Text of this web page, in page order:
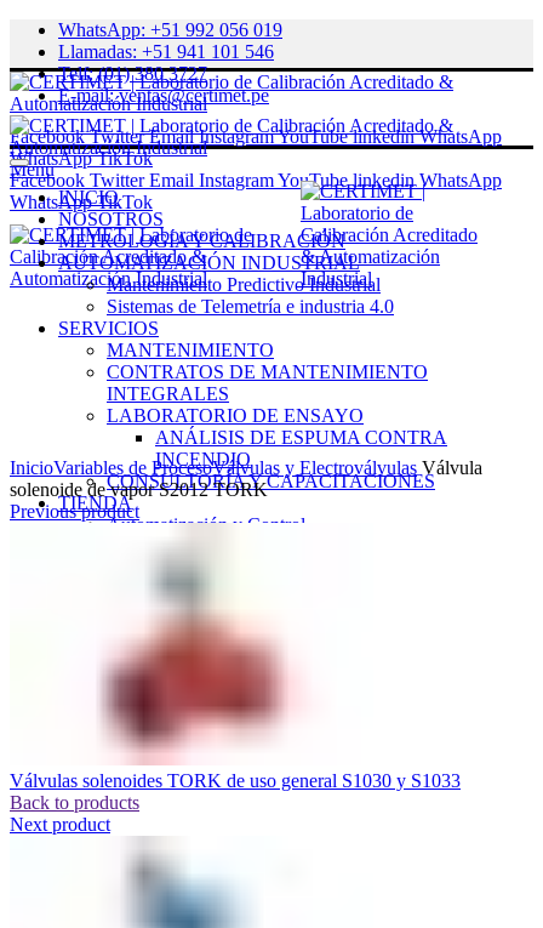
WhatsApp: +51 992 056 019
Llamadas: +51 941 101 546
Telf: (01) 380 3727
E-mail: ventas@certimet.pe
Facebook Twitter Email InstagramYouTube linkedin WhatsApp
WhatsApp TikTok
Facebook Twitter Email InstagramYouTube linkedin WhatsApp
WhatsApp TikTok
Menu
INICIO
NOSOTROS
METROLOGÍA Y CALIBRACIÓN
AUTOMATIZACIÓN INDUSTRIAL
Mantenimiento Predictivo Industrial
Sistemas de Telemetría e industria 4.0
SERVICIOS
MANTENIMIENTO
CONTRATOS DE MANTENIMIENTO
INTEGRALES
LABORATORIO DE ENSAYO
ANÁLISIS DE ESPUMA CONTRA
INCENDIO
CONSULTORÍA Y CAPACITACIONES
TIENDA
Automatización y Control
Analítica
Variables de Procesos
Laboratorio
SSOMA
Calidad de Ambiente
CATÁLOGOS
InicioVariables de ProcesoVálvulas y Electroválvulas Válvula
solenoide de vapor S2012 TORK
Previous product
Válvulas solenoides TORK de uso general S1030 y S1033
Back to products
Next product